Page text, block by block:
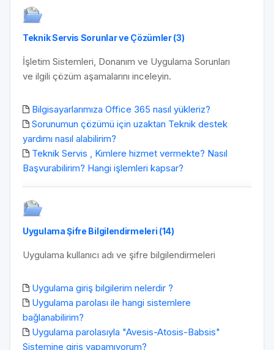
Teknik Servis Sorunlar ve Çözümler (3)
İşletim Sistemleri, Donanım ve Uygulama Sorunları
ve ilgili çözüm aşamalarını inceleyin.
Bilgisayarlarımıza Office 365 nasıl yükleriz?
Sorunumun çözümü için uzaktan Teknik destek
yardımı nasıl alabilirim?
Teknik Servis , Kimlere hizmet vermekte? Nasıl
Başvurabilirim? Hangi işlemleri kapsar?
Uygulama Şifre Bilgilendirmeleri (14)
Uygulama kullanıcı adı ve şifre bilgilendirmeleri
Uygulama giriş bilgilerim nelerdir ?
Uygulama parolası ile hangi sistemlere
bağlanabilirim?
Uygulama parolasıyla "Avesis-Atosis-Babsis"
Sistemine giriş yapamıyorum?